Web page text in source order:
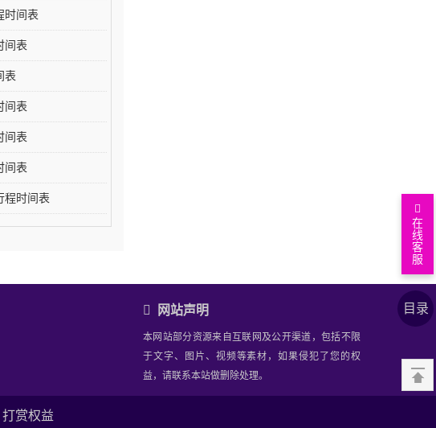
目录
顶
部
章
正
上
下
相
答
专
可
时间表
间表
表
间表
间表
间表
程时间表
在
线
客
服
网站声明
本网站部分资源来自互联网及公开渠道，包括不限
于文字、图片、视频等素材，如果侵犯了您的权
益，请联系本站做删除处理。
打赏权益